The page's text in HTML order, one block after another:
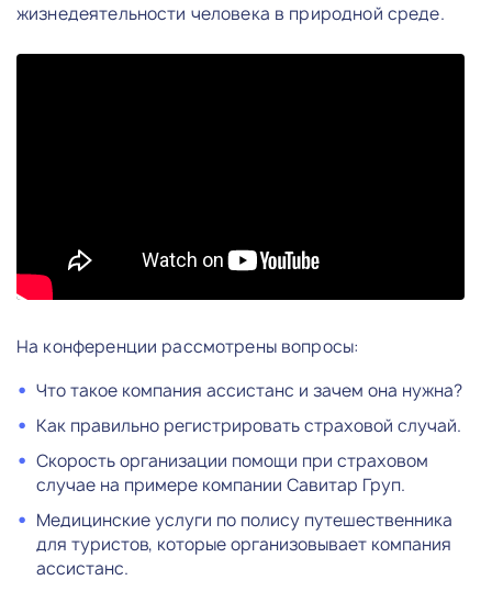
жизнедеятельности человека в природной среде.
На конференции рассмотрены вопросы:
Что такое компания ассистанс и зачем она нужна?
Как правильно регистрировать страховой случай.
Скорость организации помощи при страховом
случае на примере компании Савитар Груп.
Медицинские услуги по полису путешественника
для туристов, которые организовывает компания
ассистанс.